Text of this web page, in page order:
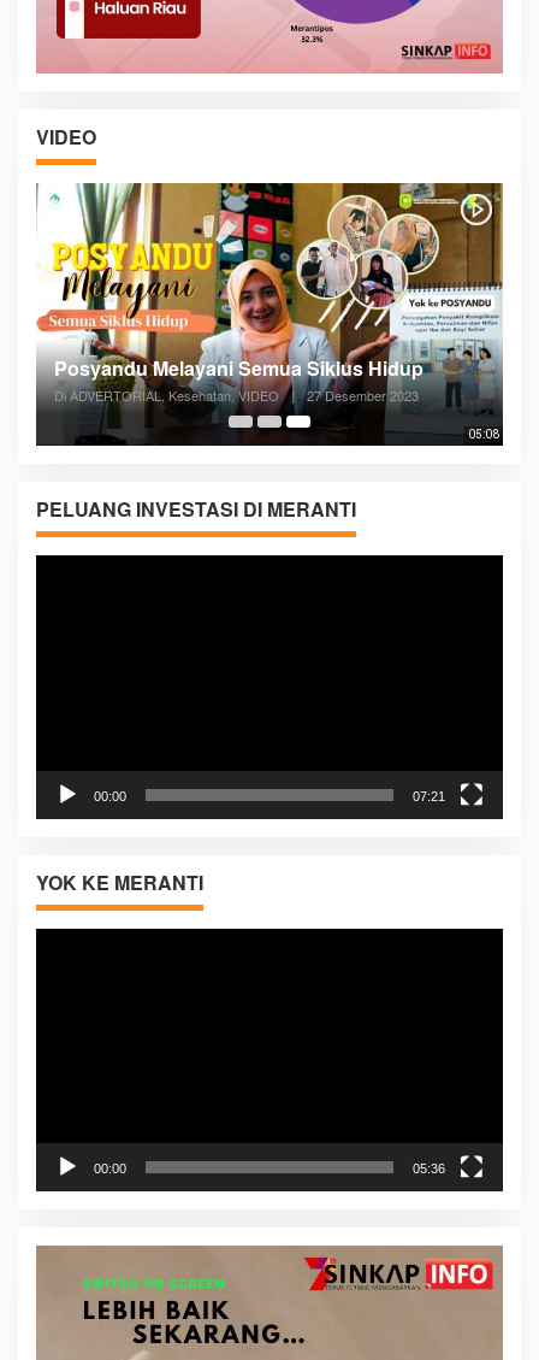
VIDEO
05:08
Posyandu Melayani Semua Siklus Hidup
Di ADVERTORIAL, Kesehatan, VIDEO | 27 Desember 2023
PELUANG INVESTASI DI MERANTI
00:00 07:21
YOK KE MERANTI
Pemutar
00:00 05:36